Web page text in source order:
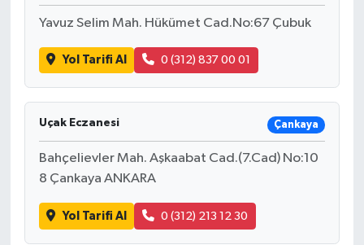
Yavuz Selim Mah. Hükümet Cad.No:67 Çubuk
Yol Tarifi Al 0 (312) 837 00 01
Uçak Eczanesi Çankaya
Bahçelievler Mah. Aşkaabat Cad.(7.Cad) No:10
8 Çankaya ANKARA
Yol Tarifi Al 0 (312) 213 12 30